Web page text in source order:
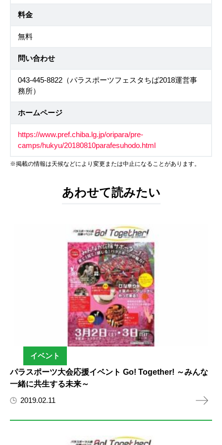
料金
無料
問い合わせ
043-445-8822（パラスポーツフェスタちば2018運営事
務所）
ホームページ
https://www.pref.chiba.lg.jp/oripara/pre-
camps/hukyu/20180810parafesuhodo.html
※掲載の情報は天候などにより変更または中止になることがあります。
あわせて読みたい
イベント
パラスポーツ大会応援イベント Go! Together! ～みんな
一緒に共生する未来～
2019.02.11